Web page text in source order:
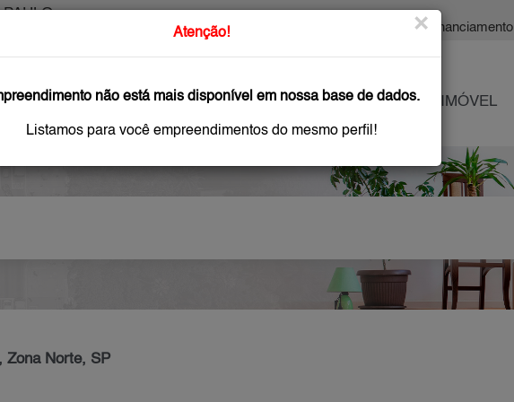
| Financiamento
IMÓVEIS NOVOS IMOBILIÁRIAS OFEREÇA SEU IMÓVEL
Zona Norte, SP
Atenção! ×
não está mais disponível em nossa base de dados.
Listamos para você empreendimentos do mesmo perfil!